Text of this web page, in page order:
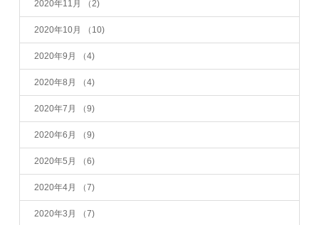
2020年11月 （2)
2020年10月 （10)
2020年9月 （4)
2020年8月 （4)
2020年7月 （9)
2020年6月 （9)
2020年5月 （6)
2020年4月 （7)
2020年3月 （7)